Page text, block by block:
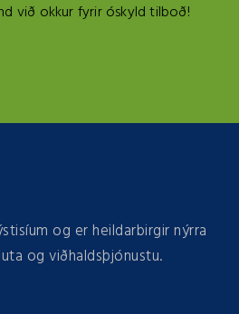
við okkur fyrir óskyld tilboð!
og er heildarbirgir nýrra
og viðhaldsþjónustu.